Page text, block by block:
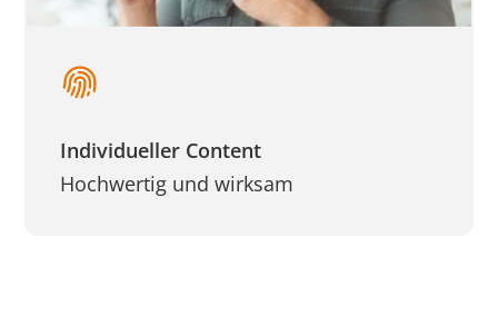
Individueller Content
Hochwertig und wirksam